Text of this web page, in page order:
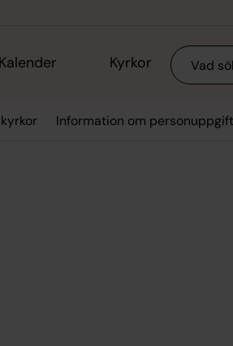
Kalender Kyrkor Sök
Information om